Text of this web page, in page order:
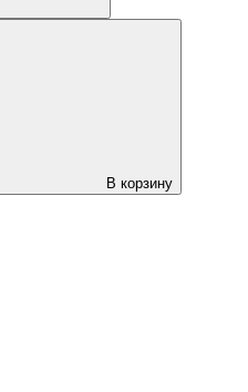
В корзину